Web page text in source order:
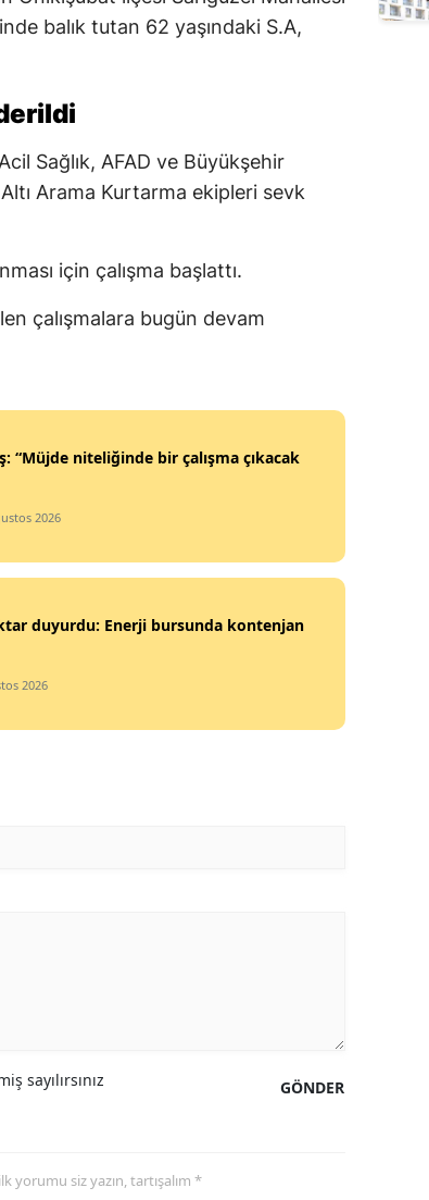
Edirne
Erzurum
Eskişehir
İstanbul
Muğla
balık tutan 62 yaşındaki S.A,
Sağlık, AFAD ve Büyükşehir
Arama Kurtarma ekipleri sevk
için çalışma başlattı.
çalışmalara bugün devam
“Müjde niteliğinde bir çalışma çıkacak
2026
duyurdu: Enerji bursunda kontenjan
2026
GÖNDER
sayılırsınız
yorumu siz yazın, tartışalım *